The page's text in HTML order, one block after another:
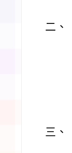
二、
三、